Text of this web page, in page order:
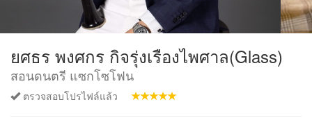
ยศธร พงศกร กิจรุ่งเรืองไพศาล(Glass)
สอนดนตรี แซกโซโฟน
ตรวจสอบโปรไฟล์แล้ว